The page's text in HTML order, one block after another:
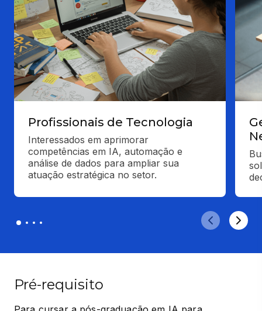
Profissionais de Tecnologia
Interessados em aprimorar
competências em IA, automação e
análise de dados para ampliar sua
atuação estratégica no setor.
Pré-requisito